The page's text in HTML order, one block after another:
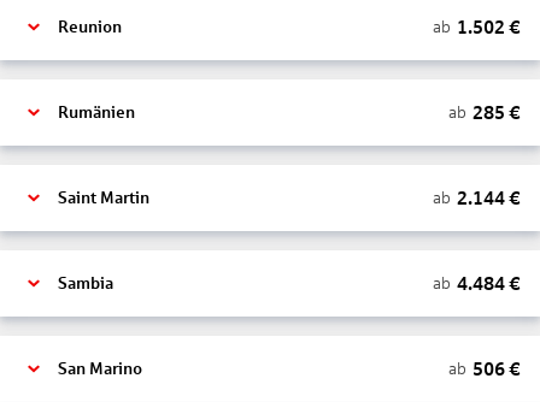
Reunion ab 1.502 €
Rumänien ab 285 €
Saint Martin ab 2.144€
Sambia ab 4.484€
San Marino ab 506€